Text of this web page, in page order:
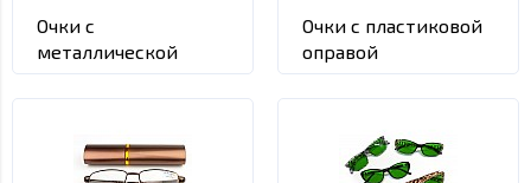
Очки с
металлической
оправой
Очки с пластиковой
оправой